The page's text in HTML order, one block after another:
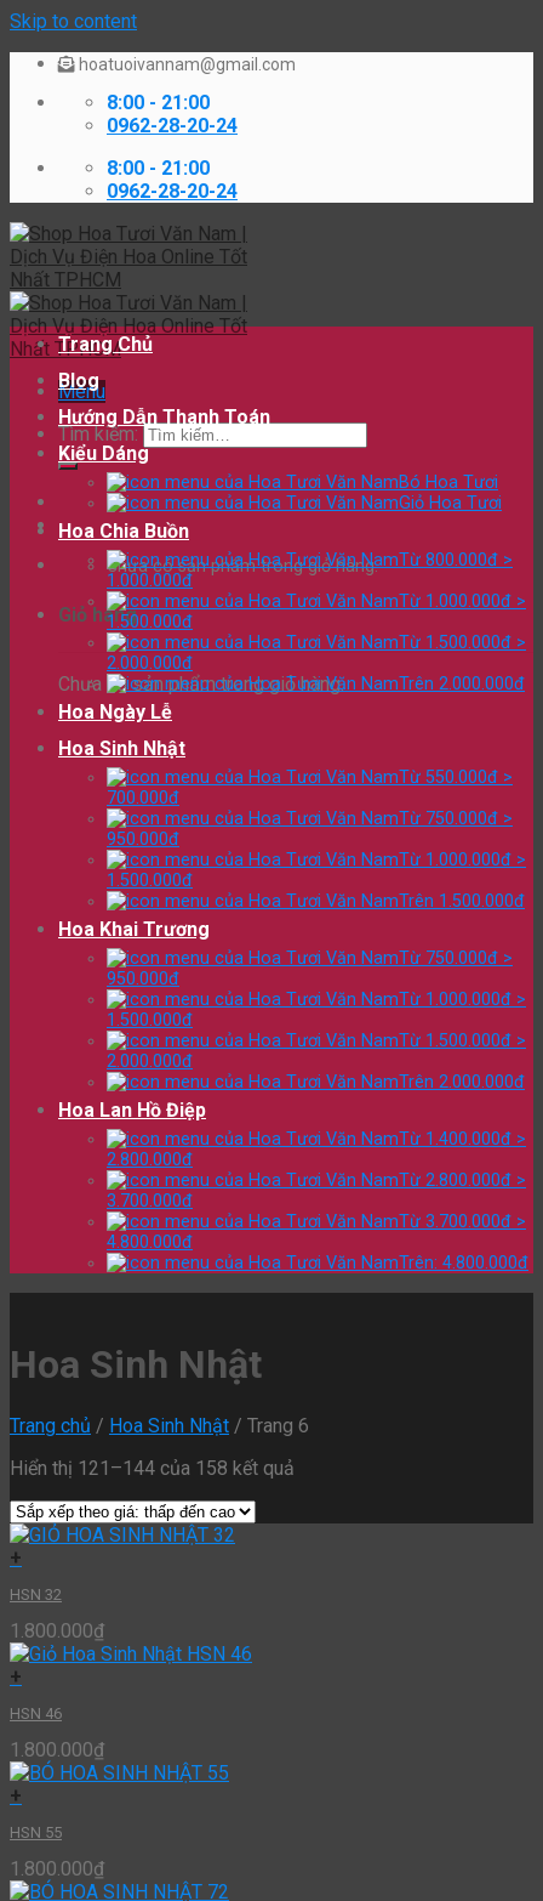
Skip to content
hoatuoivannam@gmail.com
8:00 - 21:00
0962-28-20-24
8:00 - 21:00
0962-28-20-24
Menu
Tìm kiếm:
Chưa có sản phẩm trong giỏ hàng.
Giỏ hàng
Chưa có sản phẩm trong giỏ hàng.
Trang Chủ
Blog
Hướng Dẫn Thanh Toán
Kiểu Dáng
Bó Hoa Tươi
Giỏ Hoa Tươi
Hoa Chia Buồn
Từ 800.000đ >
1.000.000đ
Từ 1.000.000đ >
1.500.000đ
Từ 1.500.000đ >
2.000.000đ
Trên 2.000.000đ
Hoa Ngày Lễ
Hoa Sinh Nhật
Từ 550.000đ >
700.000đ
Từ 750.000đ >
950.000đ
Từ 1.000.000đ >
1.500.000đ
Trên 1.500.000đ
Hoa Khai Trương
Từ 750.000đ >
950.000đ
Từ 1.000.000đ >
1.500.000đ
Từ 1.500.000đ >
2.000.000đ
Trên 2.000.000đ
Hoa Lan Hồ Điệp
Từ 1.400.000đ >
2.800.000đ
Từ 2.800.000đ >
3.700.000đ
Từ 3.700.000đ >
4.800.000đ
Trên: 4.800.000đ
Hoa Sinh Nhật
Trang chủ / Hoa Sinh Nhật / Trang 6
Hiển thị 121–144 của 158 kết quả
+
HSN 32
1.800.000₫
+
HSN 46
1.800.000₫
+
HSN 55
1.800.000₫